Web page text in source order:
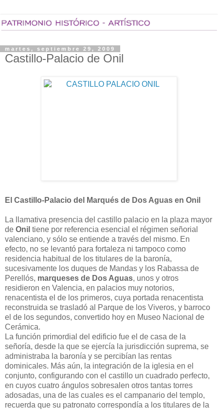
martes, septiembre 29, 2009
Castillo-Palacio de Onil
El Castillo-Palacio del Marqués de Dos Aguas en Onil
La llamativa presencia del castillo palacio en la plaza mayor
de Onil tiene por referencia esencial el régimen señorial
valenciano, y sólo se entiende a través del mismo. En
efecto, no se levantó para fortaleza ni tampoco como
residencia habitual de los titulares de la baronía,
sucesivamente los duques de Mandas y los Rabassa de
Perellós, marqueses de Dos Aguas, unos y otros
residieron en Valencia, en palacios muy notorios,
renacentista el de los primeros, cuya portada renacentista
reconstruida se trasladó al Parque de los Viveros, y barroco
el de los segundos, convertido hoy en Museo Nacional de
Cerámica.
La función primordial del edificio fue el de casa de la
señoría, desde la que se ejercía la jurisdicción suprema, se
administraba la baronía y se percibían las rentas
dominicales. Más aún, la integración de la iglesia en el
conjunto, configurando con el castillo un cuadrado perfecto,
en cuyos cuatro ángulos sobresalen otros tantas torres
adosadas, una de las cuales es el campanario del templo,
recuerda que su patronato correspondía a los titulares de la